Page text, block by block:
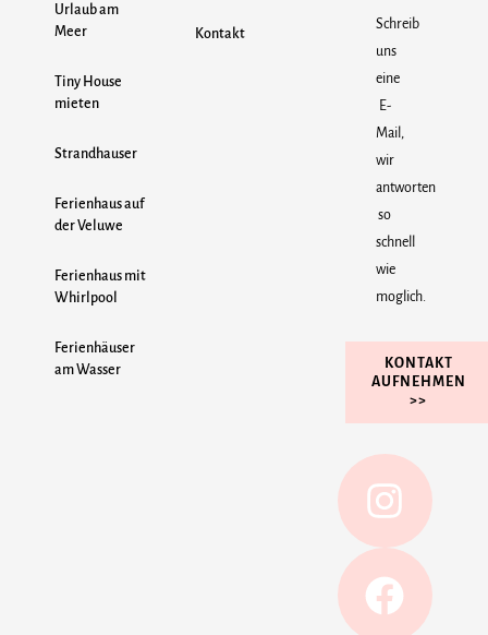
Urlaub am
Meer
Tiny House
mieten
Strandhauser
Ferienhaus auf
der Veluwe
Ferienhaus mit
Whirlpool
Ferienhäuser
am Wasser
Kontakt
Schreib
uns
eine
E-
Mail,
wir
antworten
so
schnell
wie
moglich.
KONTAKT
AUFNEHMEN
>>